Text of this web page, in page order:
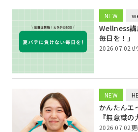
NEW
Wellness講
毎日を！」
2026.07.02
NEW
かんたんエ
『無意識の
2026.07.02